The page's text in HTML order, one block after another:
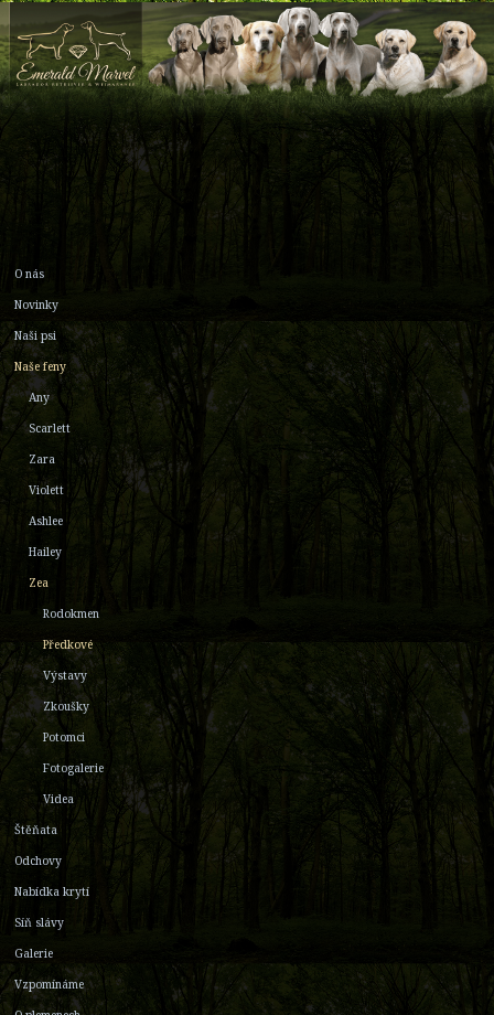
O nás
Novinky
Naši psi
Naše feny
Any
Scarlett
Zara
Violett
Ashlee
Hailey
Zea
Rodokmen
Předkové
Výstavy
Zkoušky
Potomci
Fotogalerie
Videa
Štěňata
Odchovy
Nabídka krytí
Síň slávy
Galerie
Vzpomínáme